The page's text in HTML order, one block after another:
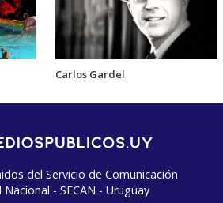
Carlos Gardel
del Servicio de Comunicación
Nacional - SECAN - Uruguay